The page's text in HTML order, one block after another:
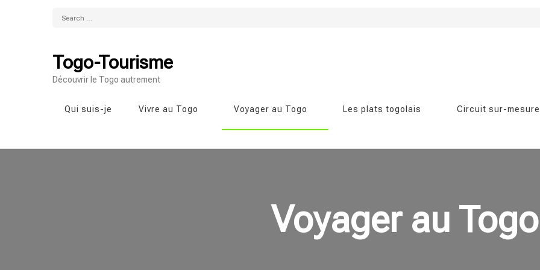
Search
Togo-Tourisme
Découvrir le Togo autrement
Qui suis-je Vivre au Togo Voyager au Togo Les plats togolais Circuit sur-mesure
Voyager au Togo